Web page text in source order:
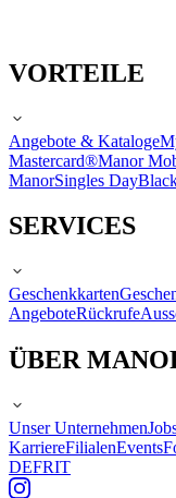
VORTEILE
Angebote & Kataloge
Mastercard®Manor
ManorSingles Day
SERVICES
Geschenkkarten
AngeboteRückrufe
ÜBER
Unser Unternehmen
KarriereFilialenEvents
DEFRIT